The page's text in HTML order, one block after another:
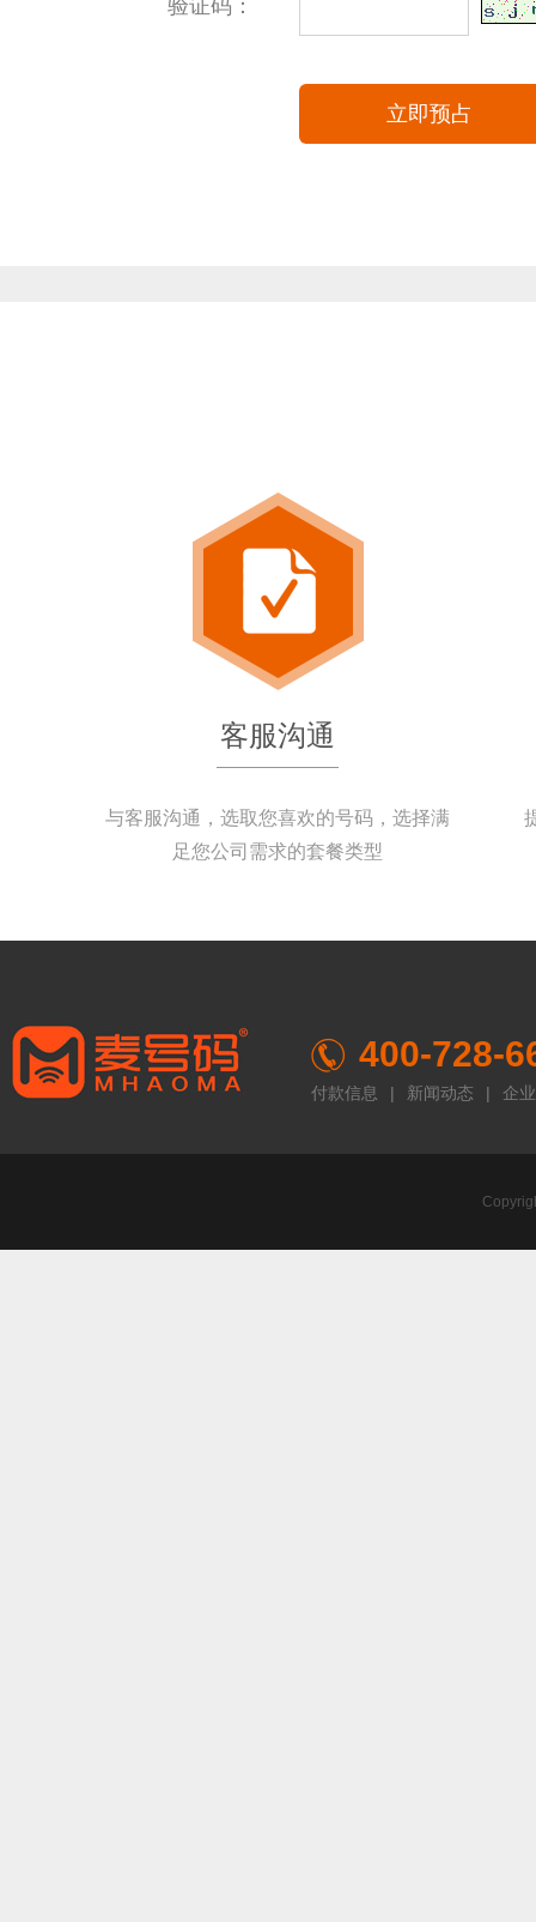
验证码：
客服沟通
与客服沟通，选取您喜欢的号码，选择满
足您公司需求的套餐类型
400-728-
付款信息 | 新闻动态 | 企